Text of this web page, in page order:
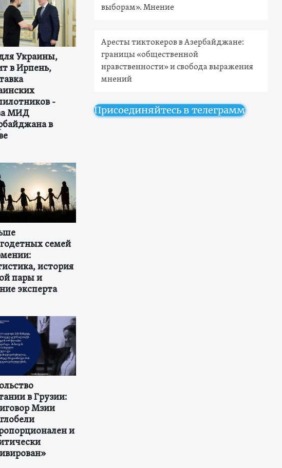
Украины,
в Ирпень,
-
МИД
в
семей
история
пары и
эксперта
в Грузии:
Мзии
и
выборам». Мнение
Аресты тиктокеров в Азербайджане:
границы «общественной
нравственности» и свобода выражения
мнений
Присоединяйтесь в телеграмм